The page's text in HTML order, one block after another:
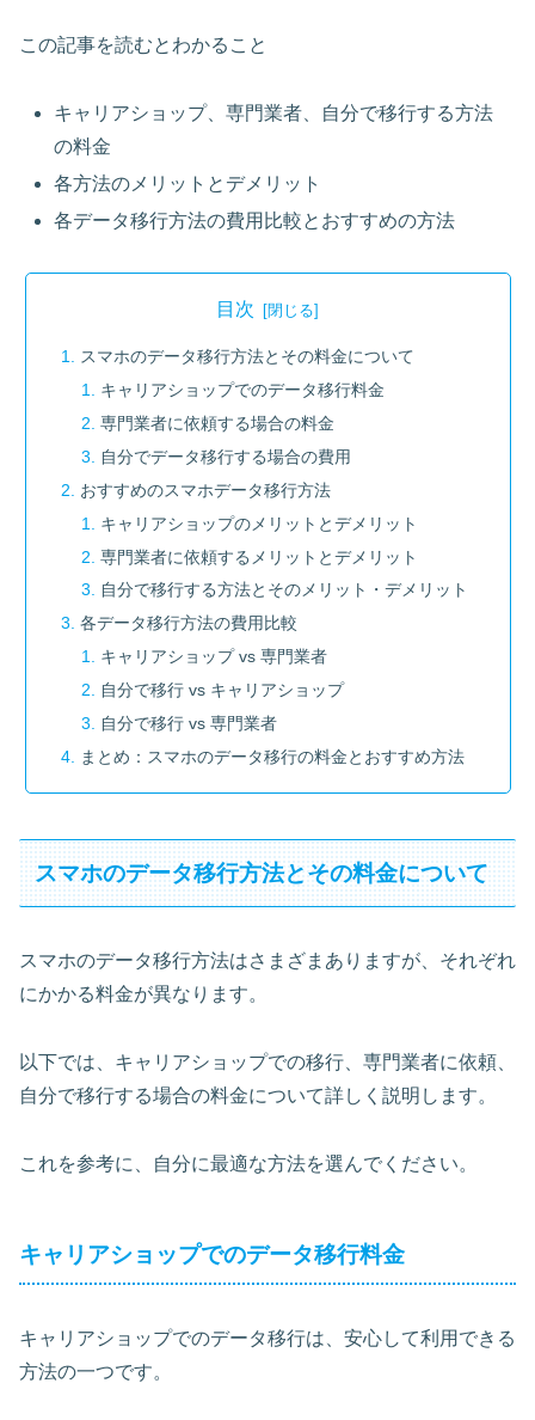
この記事を読むとわかること
キャリアショップ、専門業者、自分で移行する方法
の料金
各方法のメリットとデメリット
各データ移行方法の費用比較とおすすめの方法
目次
スマホのデータ移行方法とその料金について
キャリアショップでのデータ移行料金
専門業者に依頼する場合の料金
自分でデータ移行する場合の費用
おすすめのスマホデータ移行方法
キャリアショップのメリットとデメリット
専門業者に依頼するメリットとデメリット
自分で移行する方法とそのメリット・デメリット
各データ移行方法の費用比較
キャリアショップ vs 専門業者
自分で移行 vs キャリアショップ
自分で移行 vs 専門業者
まとめ：スマホのデータ移行の料金とおすすめ方法
スマホのデータ移行方法とその料金について
スマホのデータ移行方法はさまざまありますが、それぞれ
にかかる料金が異なります。
以下では、キャリアショップでの移行、専門業者に依頼、
自分で移行する場合の料金について詳しく説明します。
これを参考に、自分に最適な方法を選んでください。
キャリアショップでのデータ移行料金
キャリアショップでのデータ移行は、安心して利用できる
方法の一つです。